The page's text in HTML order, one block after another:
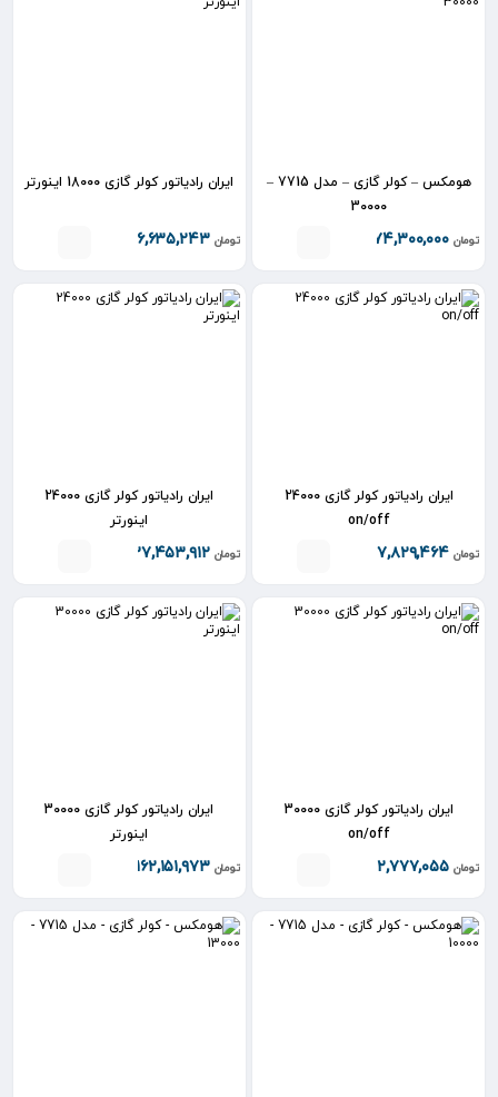
هومکس – کولر گازی – مدل 7715 –
30000
تومان ۱۷۴,۳۰۰,۰۰۰
ایران رادیاتور کولر گازی 18000 اینورتر
تومان ۱۱۶,۶۳۵,۲۴۳
ایران رادیاتور کولر گازی 24000
on/off
تومان ۱۰۷,۸۲۹,۴۶۴
ایران رادیاتور کولر گازی 24000
اینورتر
تومان ۱۳۷,۴۵۳,۹۱۲
ایران رادیاتور کولر گازی 30000
on/off
تومان ۱۴۲,۷۷۷,۰۵۵
ایران رادیاتور کولر گازی 30000
اینورتر
تومان ۱۶۲,۱۵۱,۹۷۳